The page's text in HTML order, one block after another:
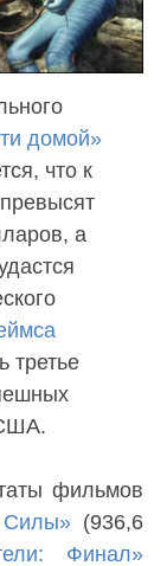
домой»
что к
а
третье
фильмов
(936,6
Финал»